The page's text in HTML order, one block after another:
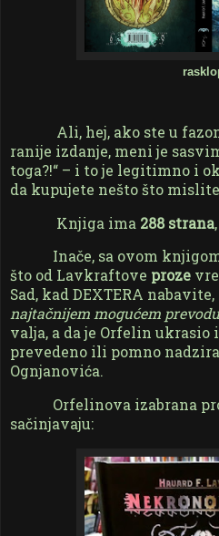
Ali, hej, ako ste u
ranije izdanje, meni je
toga?!“ – i to je legitimno i
da kupujete nešto što
Knjiga ima 288 strana
Inače, sa ovom
što od Lavkraftove proze
Sad, kad DEXTERA
najtačnijem mogućem prevodu
valja, a da je Orfelin ukrasio
prevedeno ili pomno
Ognjanovića.
Orfelinova izabrana
sačinjavaju: